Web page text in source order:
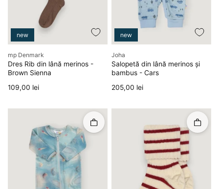
Dres Rib din lână merinos -
Brown Sienna
new
Producător
mp Denmark
Preț
109,00 lei
Salopetă din lână merinos și
bambus - Cars
new
Producător
Joha
Preț
205,00 lei
Rapid în coș Rapid